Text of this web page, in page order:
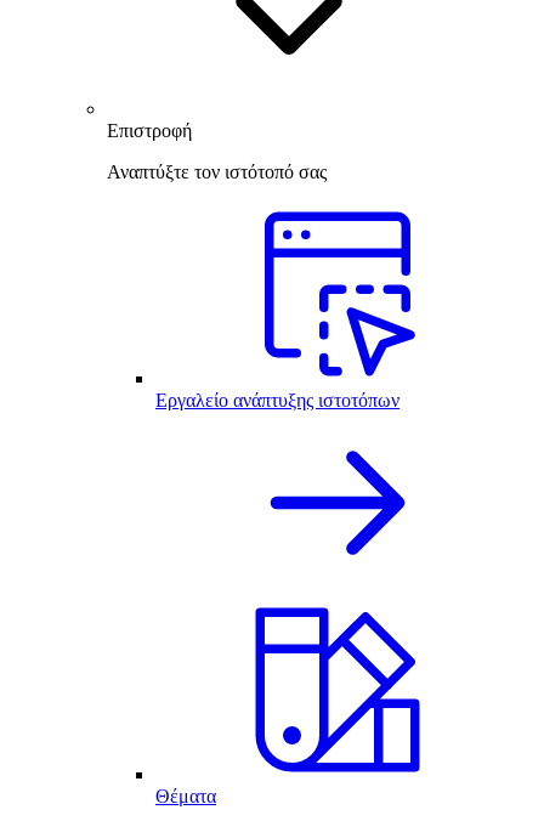
Επιστροφή
Αναπτύξτε τον ιστότοπό σας
Εργαλείο ανάπτυξης ιστοτόπων
Θέματα